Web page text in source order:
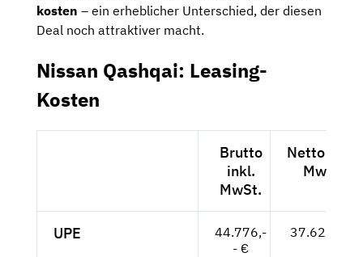
kosten – ein erheblicher Unterschied, der diesen
Deal noch attraktiver macht.
Nissan Qashqai: Leasing-
Kosten
Brutto
inkl.
MwSt.
Netto exkl.
MwSt.
UPE
44.776,-
- €
37.627,-- €